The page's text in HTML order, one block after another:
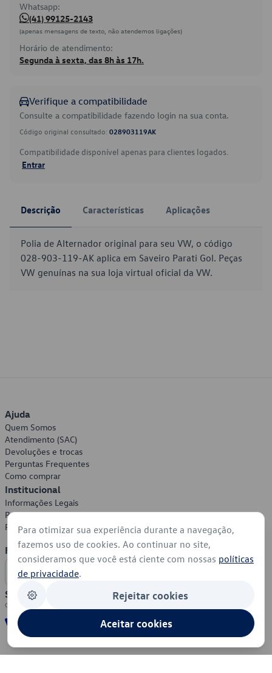
Whatsapp:
(41) 99125-2143
(apenas mensagens de texto, não atendemos ligações)
Horário de atendimento:
Segunda à sexta, das 8h às 17h.
Verifique a compatibilidade
Consulte a compatibilidade fazendo login na sua conta.
Código original consultado: 028903119AK
Compatibilidade disponível apenas para clientes logados.
Entrar
Descrição Características Aplicações
Polia de Alternador original para seu VW, o código
028-903-119-AK aplica em Saveiro Parati Gol. Peças
VW genuínas na sua loja virtual oficial da VW.
Ajuda
Quem Somos
Atendimento (SAC)
Devoluções e trocas
Perguntas Frequentes
Como comprar
Institucional
Informações Legais
Política de Privacidade
Política de Cookies
Formas de Pagamento
Segurança
Para otimizar sua experiência durante a navegação,
fazemos uso de cookies. Ao continuar no site,
consideramos que você está ciente com nossas políticas
de privacidade.
Rejeitar cookies
Aceitar cookies